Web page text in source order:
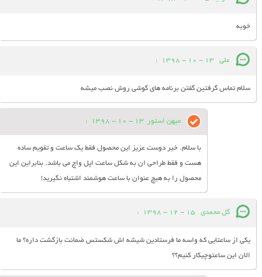
خوبه
علی 13 - 10 - 1398
:
سلام تماس گرفتین گفتن برنامه های گوشی روش نصب میشه
میهن استور 13 - 10 - 1398
:
با سلام. خیر دوست عزیز این محصول فقط یک ساعت و تقویم ساده
هست و فقط طراحی ان به شکل ساعت اپل واچ می باشد. بنابراین این
محصول را به هیچ عنوان با ساعت هوشمند اشتباه نگیرید!
گل محمدی 15 - 12 - 1398
:
یکی از ساعتایی که واسه ما فرستادین شیشه اش شکستس ضمانت بازگشت داره؟ ما
الان این ساعتوچیکار کنیم؟؟